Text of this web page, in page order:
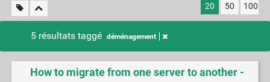
20 50 100
5 résultats taggé déménagement
How to migrate from one server to another -